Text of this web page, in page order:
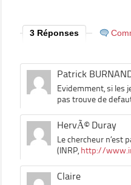
3 Réponses
Patrick
Evidemment, si les
pas trouve de
HervÃ© Duray
Le chercheur n’est
(INRP, http://
Claire